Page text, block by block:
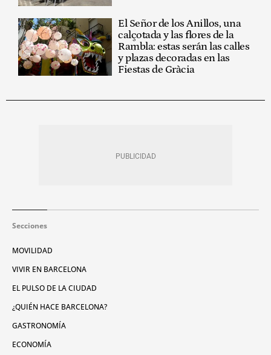
El Señor de los Anillos, una
calçotada y las flores de la
Rambla: estas serán las calles
y plazas decoradas en las
Fiestas de Gràcia
Secciones
MOVILIDAD
VIVIR EN BARCELONA
EL PULSO DE LA CIUDAD
¿QUIÉN HACE BARCELONA?
GASTRONOMÍA
ECONOMÍA